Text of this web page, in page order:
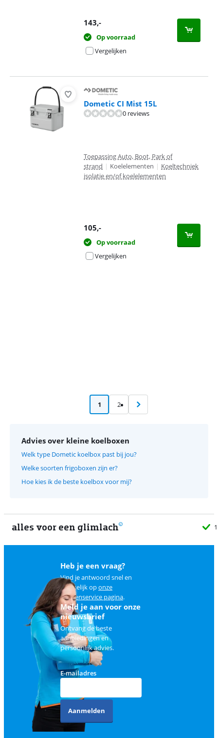
143,-
Op voorraad
Vergelijken
Dometic CI Mist 15L
0 reviews
Toepassing Auto, Boot, Park of
strand | Koelelementen | Koeltechniek
isolatie en/of koelelementen
105,-
Op voorraad
Vergelijken
1 2
Advies over kleine koelboxen
Welk type Dometic koelbox past bij jou?
Welke soorten frigoboxen zijn er?
Hoe kies ik de beste koelbox voor mij?
alles voor een glimlach
Heb je een vraag?
Vind je antwoord snel en
makkelijk oponze
klantenservice pagina.
Meld je aan voor onze
nieuwsbrief
Ontvang de beste
aanbiedingen en
persoonlijk advies.
E-mailadres
Aanmelden